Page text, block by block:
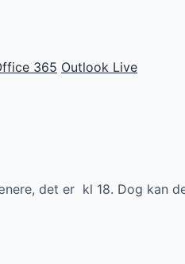
365 Outlook Live
det er kl 18. Dog